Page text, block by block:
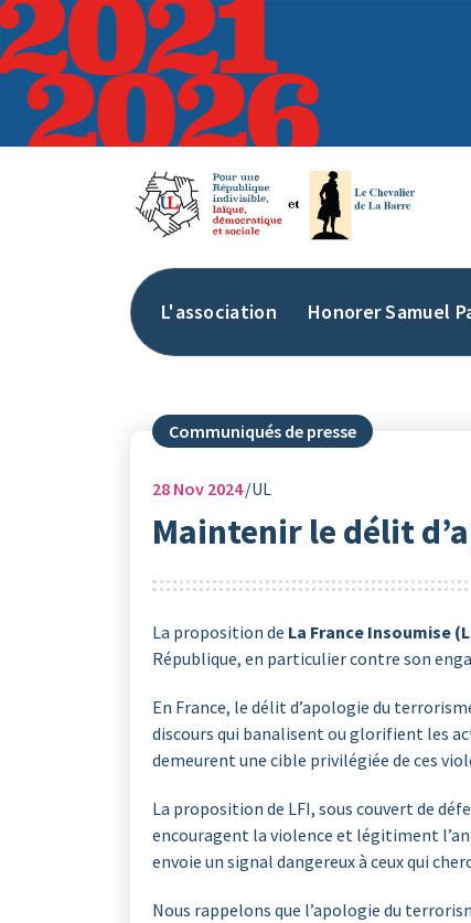
Aller
au
contenu
L'association Honorer Samuel
Communiqués de presse
28 Nov 2024 UL
Maintenir le délit
La proposition de La France Insoumise
République, en particulier contre son
En France, le délit d’apologie du
discours qui banalisent ou glorifient les
demeurent une cible privilégiée de ces
La proposition de LFI, sous couvert de
encouragent la violence et légitiment
envoie un signal dangereux à ceux qui
Nous rappelons que l’apologie du